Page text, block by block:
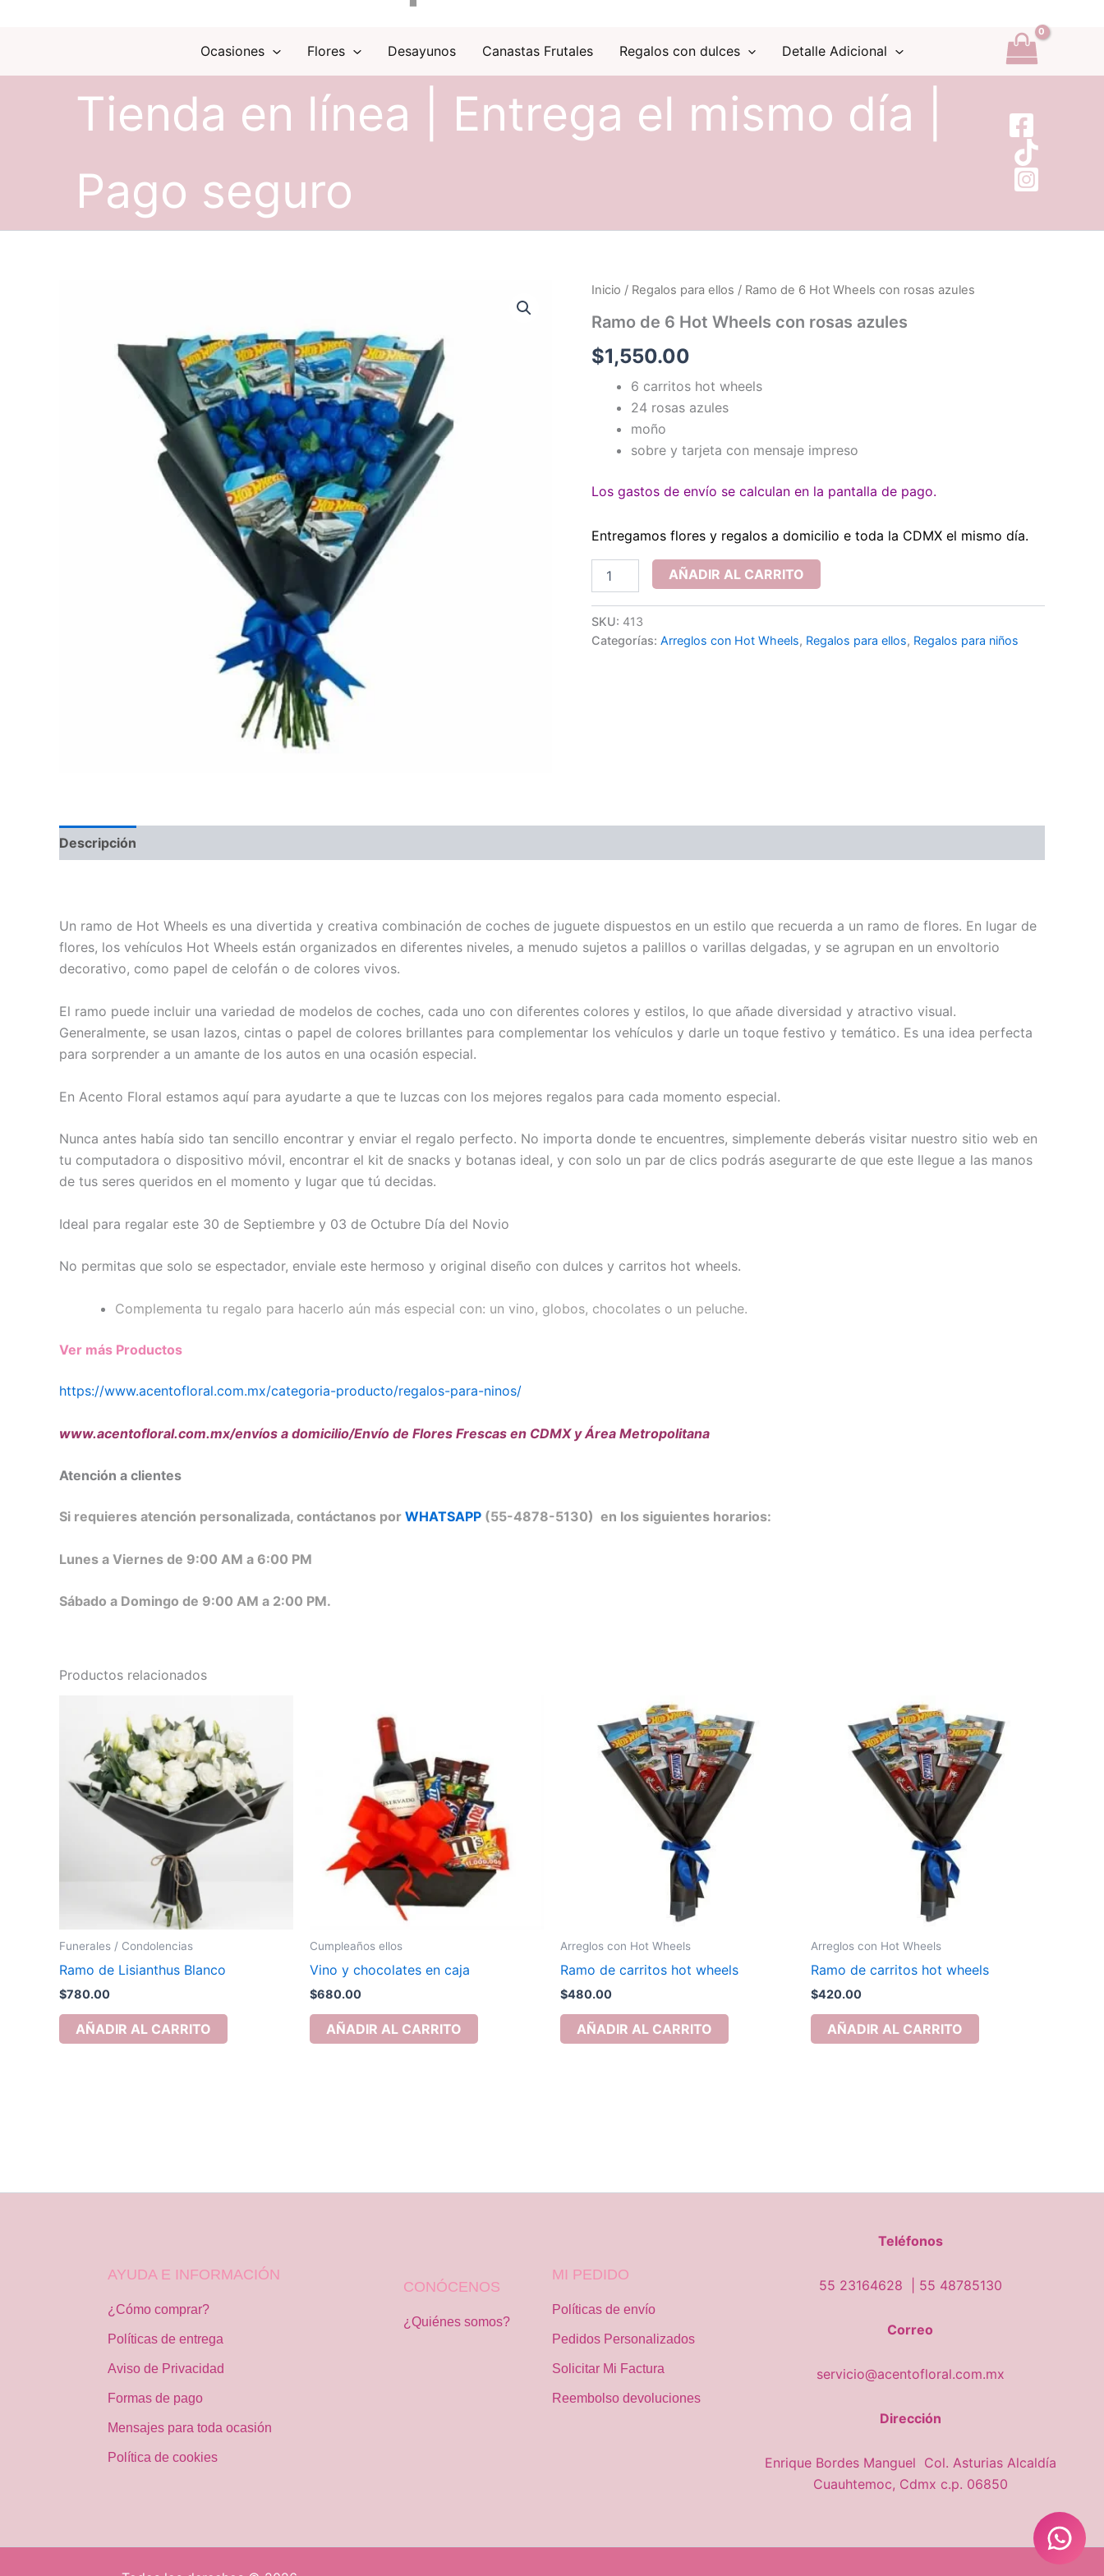
Ocasiones Flores Desayunos Canastas Frutales Regalos con dulces Detalle Adicional
Tienda en línea | Entrega el mismo día |
Pago seguro
Inicio / Regalos para ellos / Ramo de 6 Hot Wheels con rosas azules
Ramo de 6 Hot Wheels con rosas azules
$1,550.00
6 carritos hot wheels
24 rosas azules
moño
sobre y tarjeta con mensaje impreso
Los gastos de envío se calculan en la pantalla de pago.
Entregamos flores y regalos a domicilio e toda la CDMX el mismo día.
Hot
con
AÑADIR AL CARRITO
SKU: 413
Categorías: Arreglos con Hot Wheels, Regalos para ellos, Regalos para niños
Descripción
Un ramo de Hot Wheels es una divertida y creativa combinación de coches de juguete dispuestos en un estilo que recuerda a un ramo de flores. En lugar de
flores, los vehículos Hot Wheels están organizados en diferentes niveles, a menudo sujetos a palillos o varillas delgadas, y se agrupan en un envoltorio
decorativo, como papel de celofán o de colores vivos.
El ramo puede incluir una variedad de modelos de coches, cada uno con diferentes colores y estilos, lo que añade diversidad y atractivo visual.
Generalmente, se usan lazos, cintas o papel de colores brillantes para complementar los vehículos y darle un toque festivo y temático. Es una idea perfecta
para sorprender a un amante de los autos en una ocasión especial.
En Acento Floral estamos aquí para ayudarte a que te luzcas con los mejores regalos para cada momento especial.
Nunca antes había sido tan sencillo encontrar y enviar el regalo perfecto. No importa donde te encuentres, simplemente deberás visitar nuestro sitio web en
tu computadora o dispositivo móvil, encontrar el kit de snacks y botanas ideal, y con solo un par de clics podrás asegurarte de que este llegue a las manos
de tus seres queridos en el momento y lugar que tú decidas.
Ideal para regalar este 30 de Septiembre y 03 de Octubre Día del Novio
No permitas que solo se espectador, enviale este hermoso y original diseño con dulces y carritos hot wheels.
Complementa tu regalo para hacerlo aún más especial con: un vino, globos, chocolates o un peluche.
Ver más Productos
https://www.acentofloral.com.mx/categoria-producto/regalos-para-ninos/
www.acentofloral.com.mx/envíos a domicilio/Envío de Flores Frescas en CDMX y Área Metropolitana
Atención a clientes
Si requieres atención personalizada, contáctanos por WHATSAPP (55-4878-5130) en los siguientes horarios:
Lunes a Viernes de 9:00 AM a 6:00 PM
Sábado a Domingo de 9:00 AM a 2:00 PM.
Productos relacionados
Funerales / Condolencias
Ramo de Lisianthus Blanco
$780.00
AÑADIR AL CARRITO
Cumpleaños ellos
Vino y chocolates en caja
$680.00
AÑADIR AL CARRITO
Arreglos con Hot Wheels
Ramo de carritos hot wheels
$480.00
AÑADIR AL CARRITO
Arreglos con Hot Wheels
Ramo de carritos hot wheels
$420.00
AÑADIR AL CARRITO
AYUDA E INFORMACIÓN
¿Cómo comprar?
Políticas de entrega
Aviso de Privacidad
Formas de pago
Mensajes para toda ocasión
Política de cookies
CONÓCENOS
¿Quiénes somos?
MI PEDIDO
Políticas de envío
Pedidos Personalizados
Solicitar Mi Factura
Reembolso devoluciones
Teléfonos
55 23164628 | 55 48785130
Correo
servicio@acentofloral.com.mx
Dirección
Enrique Bordes Manguel Col. Asturias Alcaldía
Cuauhtemoc, Cdmx c.p. 06850